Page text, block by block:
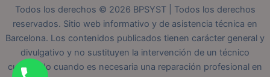
Todos los derechos © 2026 BPSYST | Todos los derechos
reservados. Sitio web informativo y de asistencia técnica en
Barcelona. Los contenidos publicados tienen carácter general y
divulgativo y no sustituyen la intervención de un técnico
cualificado cuando es necesaria una reparación profesional en